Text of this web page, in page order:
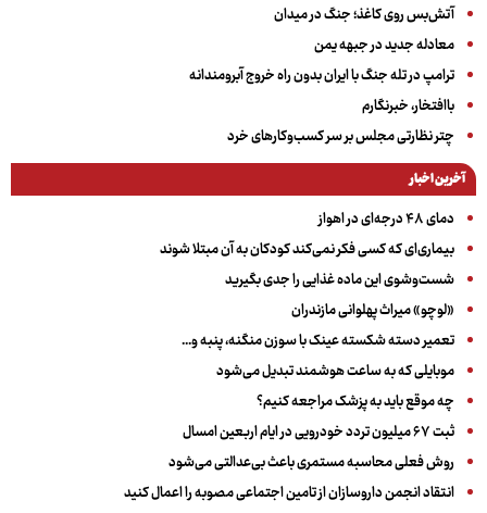
آتش‌بس روی کاغذ؛ جنگ در میدان
معادله جدید در جبهه یمن
ترامپ در تله جنگ با ایران بدون راه خروج آبرومندانه
باافتخار، خبرنگارم
چتر نظارتی مجلس بر سر کسب‌وکارهای خرد
آخرین اخبار
دمای ۴۸ درجه‌ای در اهواز
بیماری‌ای که کسی فکر نمی‌کند کودکان به آن مبتلا شوند
شست‌وشوی این ماده غذایی را جدی بگیرید
«لوچو» میراث پهلوانی مازندران
تعمیر دسته شکسته عینک با سوزن منگنه، پنبه و...
موبایلی که به ساعت هوشمند تبدیل می‌شود
چه موقع باید به پزشک مراجعه کنیم؟
ثبت ۶۷ میلیون تردد خودرویی در ایام اربعین امسال
روش فعلی محاسبه مستمری باعث بی‌عدالتی می‌شود
انتقاد انجمن داروسازان از تامین اجتماعی مصوبه را اعمال کنید